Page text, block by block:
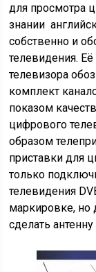
для просмотра
знании
собственно и
телевидения.
телевизора
комплект
показом
цифрового
образом
приставки для
только
телевидения
маркировке,
сделать